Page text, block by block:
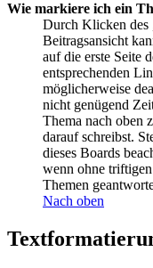
Wie markiere ich ein
Durch Klicken des
Beitragsansicht
auf die erste Seite
entsprechenden
möglicherweise
nicht genügend
Thema nach oben
darauf schreibst.
dieses Boards
wenn ohne
Themen
Nach oben